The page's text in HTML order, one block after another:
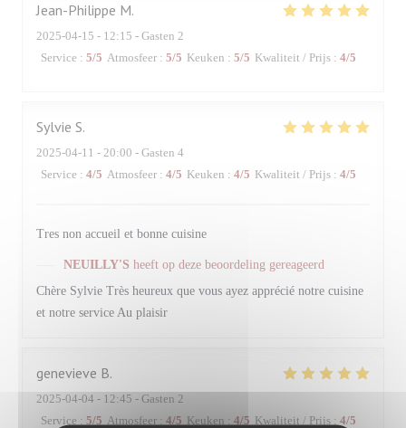
Jean-Philippe M
2025-04-15 - 12:15 - Gasten 2
Service : 5/5 Atmosfeer : 5/5 Keuken : 5/5 Kwaliteit / Prijs : 4/5
Sylvie S
2025-04-11 - 20:00 - Gasten 4
Service : 4/5 Atmosfeer : 4/5 Keuken : 4/5 Kwaliteit / Prijs : 4/5
Tres non accueil et bonne cuisine
NEUILLY'S heeft op deze beoordeling gereageerd
Chère Sylvie Très heureux que vous ayez apprécié notre cuisine
et notre service Au plaisir
genevieve B
2025-04-04 - 12:45 - Gasten 2
Service : 5/5 Atmosfeer : 4/5 Keuken : 4/5 Kwaliteit / Prijs : 4/5